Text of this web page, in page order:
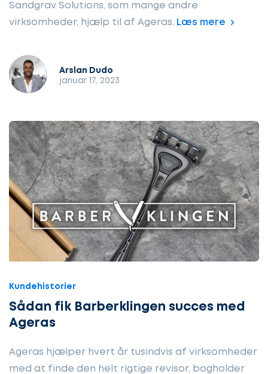
Sandgrav Solutions, som mange andre
virksomheder, hjælp til af Ageras. Læs mere
Arslan Dudo
januar 17, 2023
Kundehistorier
Sådan fik Barberklingen succes med
Ageras
Ageras hjælper hvert år tusindvis af virksomheder
med at finde den helt rigtige revisor, bogholder